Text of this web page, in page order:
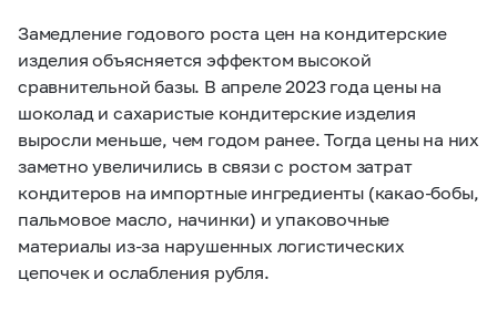
Замедление годового роста цен на кондитерские
изделия объясняется эффектом высокой
сравнительной базы. В апреле 2023 года цены на
шоколад и сахаристые кондитерские изделия
выросли меньше, чем годом ранее. Тогда цены на них
заметно увеличились в связи с ростом затрат
кондитеров на импортные ингредиенты (какао-бобы,
пальмовое масло, начинки) и упаковочные
материалы из-за нарушенных логистических
цепочек и ослабления рубля.